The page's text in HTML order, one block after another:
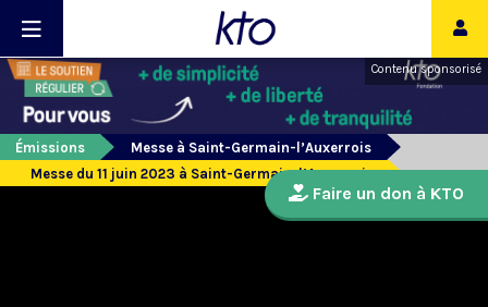
Contenu sponsorisé
Émissions
Messe à Saint-Germain-l’Auxerrois
Messe du 11 juin 2023 à Saint-Germain-l’Auxerrois
Faire un don à KTO